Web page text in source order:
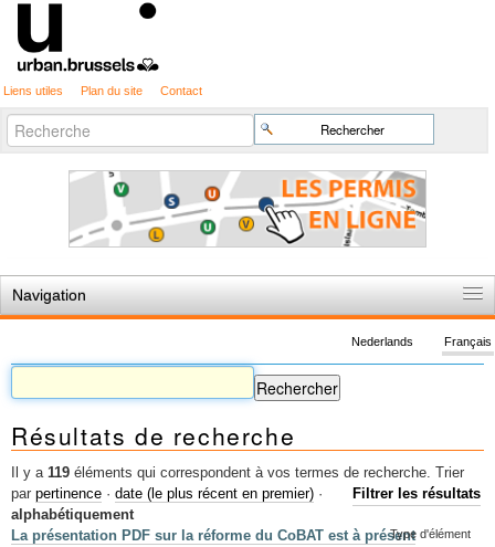
Liens utiles Plan du site Contact
Chercher par
Recherche
avancée…
Navigation
Règles du jeu
Permis d'urbanisme
Cartographie
Etudes et publications
Mots-clés
Renseignements urbanistiques
Français
Nederlands
Résultats de recherche
Il y a 119 éléments qui correspondent à vos termes de recherche.
Filtrer les résultats
Type d'élément
Trier
par pertinence · date (le plus récent en premier) ·
alphabétiquement
La présentation PDF sur la réforme du CoBAT est à présent